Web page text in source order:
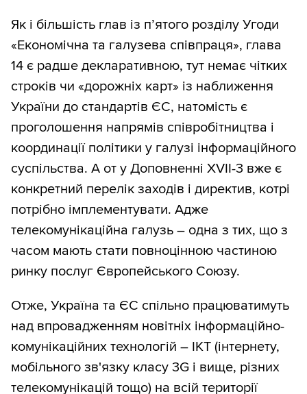
Як і більшість глав із п’ятого розділу Угоди
«Економічна та галузева співпраця», глава
14 є радше декларативною, тут немає чітких
строків чи «дорожніх карт» із наближення
України до стандартів ЄС, натомість є
проголошення напрямів співробітництва і
координації політики у галузі інформаційного
суспільства. А от у Доповненні XVII-3 вже є
конкретний перелік заходів і директив, котрі
потрібно імплементувати. Адже
телекомунікаційна галузь – одна з тих, що з
часом мають стати повноцінною частиною
ринку послуг Європейського Союзу.
Отже, Україна та ЄС спільно працюватимуть
над впровадженням новітніх інформаційно-
комунікаційних технологій – ІКТ (інтернету,
мобільного зв'язку класу 3G і вище, різних
телекомунікацій тощо) на всій території